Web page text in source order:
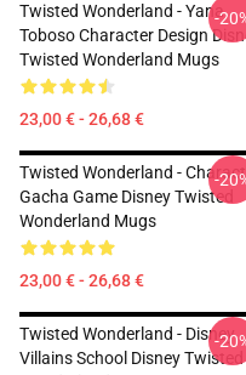
Twisted Wonderland - Yana
Toboso Character Design
Twisted Wonderland Mugs
23,00 € - 26,68 €
-
Twisted Wonderland -
Gacha Game Disney Twisted
Wonderland Mugs
23,00 € - 26,68 €
-
Twisted Wonderland - Disney
Villains School Disney Twisted
-